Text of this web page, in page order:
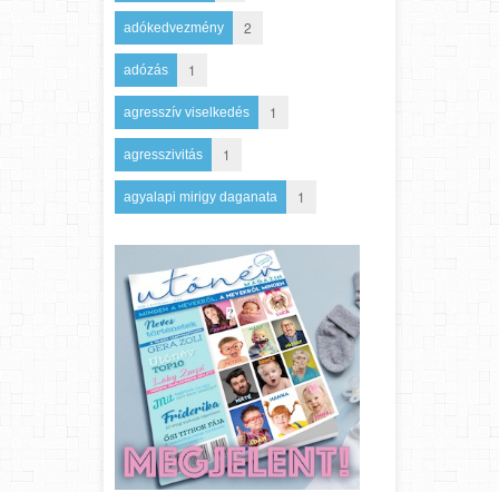
adókedvezmény 2
adózás 1
agresszív viselkedés 1
agresszivitás 1
agyalapi mirigy daganata 1